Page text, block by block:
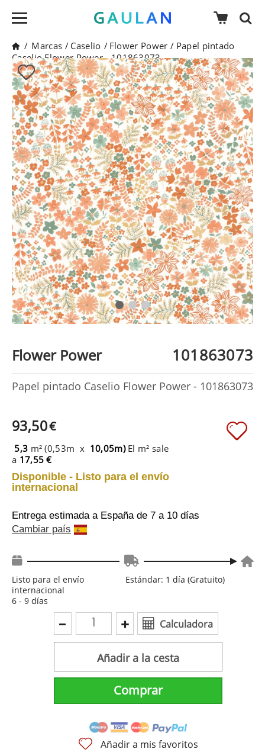
/ Marcas / Caselio / Flower Power / Papel pintado
Caselio Flower Power - 101863073
Flower Power 101863073
Papel pintado Caselio Flower Power - 101863073
93,50€
5,3 m² (0,53m x 10,05m) El m² sale
a 17,55 €
Disponible - Listo para el envío
internacional
Entrega estimada a España de 7 a 10 días
Cambiar país
Listo para el envío
internacional
6 - 9 días
Estándar: 1 día (Gratuito)
Calculadora
Añadir a la cesta
Comprar
Añadir a mis favoritos